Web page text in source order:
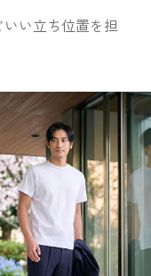
い立ち位置を担